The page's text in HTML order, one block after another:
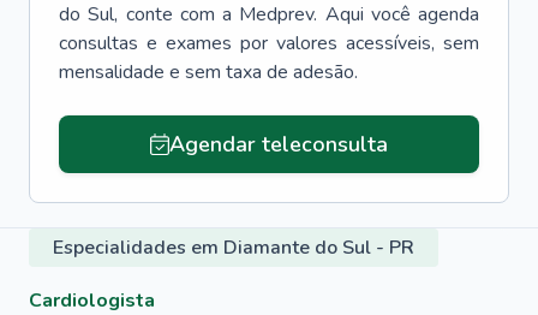
do Sul, conte com a Medprev. Aqui você agenda
consultas e exames por valores acessíveis, sem
mensalidade e sem taxa de adesão.
Agendar teleconsulta
Especialidades em Diamante do Sul - PR
Cardiologista